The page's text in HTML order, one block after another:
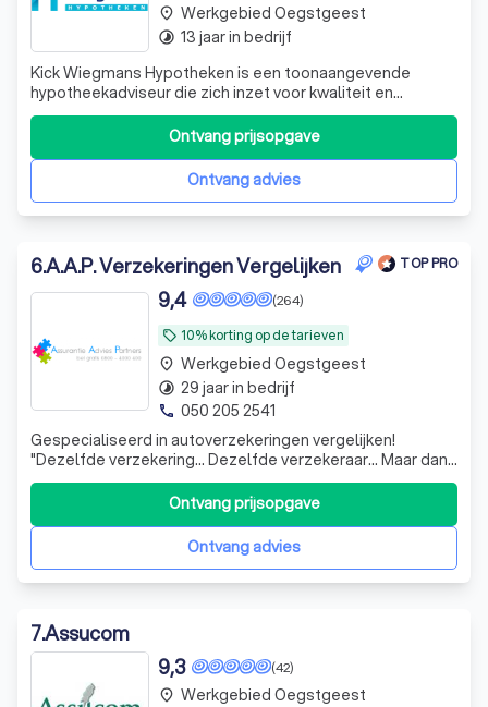
Kick Wiegmans Hypotheken is een toonaangevende
hypotheekadviseur die zich inzet voor kwaliteit en
klanttevredenheid. Ons doel is om voor jou de beste en
meest voordelige hypotheek te vinden, ongeacht je
situatie. Of je nu een nieuwbouw- of bestaande woning
koopt, wilt verbouwen, verduurzamen, je ove
Ontvang advies
Ontvang prijsopgave
place Werkgebied Oegstgeest
timelapse 13 jaar in bedrijf
6.A.A.P. Verzekeringen Vergelijken TOP PRO
local_offer 10% korting op de tarieven
(264)
9,4
Gespecialiseerd in autoverzekeringen vergelijken!
"Dezelfde verzekering... Dezelfde verzekeraar... Maar dan
goedkoper dan rechtstreeks bij de dezelfde
Laagste premie door collectiviteitskortingen.. Alle
inzittenden zijn gratis meeverzekerd...
Ontvang advies
Ontvang prijsopgave
place Werkgebied Oegstgeest
timelapse 29 jaar in bedrijf
phone 050 205 2541
7.Assucom
(42)
9,3
place Werkgebied Oegstgeest